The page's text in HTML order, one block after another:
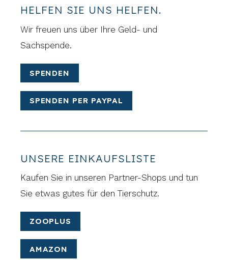
HELFEN SIE UNS HELFEN.
Wir freuen uns über Ihre Geld- und
Sachspende.
SPENDEN
SPENDEN PER PAYPAL
UNSERE EINKAUFSLISTE
Kaufen Sie in unseren Partner-Shops und tun
Sie etwas gutes für den Tierschutz.
ZOOPLUS
AMAZON